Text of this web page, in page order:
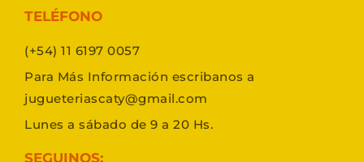
TELÉFONO
(+54) 11 6197 0057
Para Más Información escribanos a
jugueteriascaty@gmail.com
Lunes a sábado de 9 a 20 Hs.
SEGUINOS: